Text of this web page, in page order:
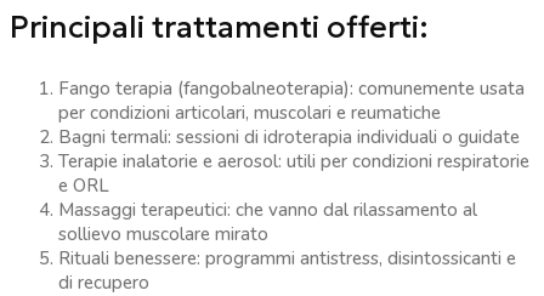
Principali trattamenti offerti:
Fango terapia (fangobalneoterapia): comunemente usata
per condizioni articolari, muscolari e reumatiche
Bagni termali: sessioni di idroterapia individuali o guidate
Terapie inalatorie e aerosol: utili per condizioni respiratorie
e ORL
Massaggi terapeutici: che vanno dal rilassamento al
sollievo muscolare mirato
Rituali benessere: programmi antistress, disintossicanti e
di recupero